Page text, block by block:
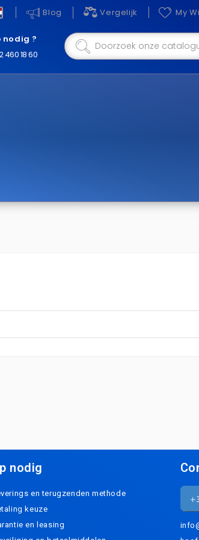
Blog Vergelijk My
nodig ?
460 18 60
nodig
en terugzenden methode
keuze
en leasing